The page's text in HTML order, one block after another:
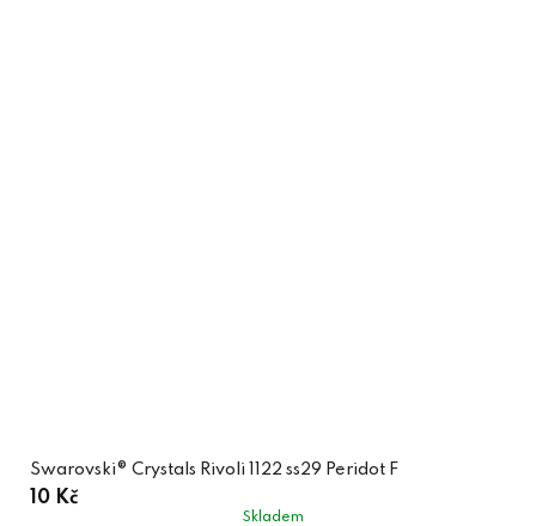
Swarovski® Crystals Rivoli 1122 ss29 Peridot F
10 Kč
Skladem